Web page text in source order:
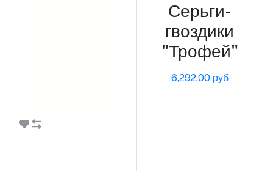
Серьги-
гвоздики
"Трофей"
6,292.00 руб